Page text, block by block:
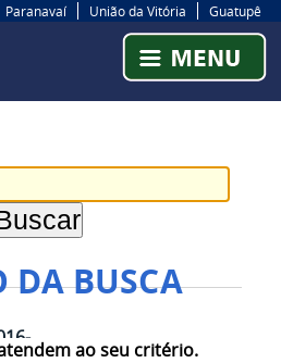
Paranavaí União da Vitória Guatupê
DA BUSCA
ao seu critério.